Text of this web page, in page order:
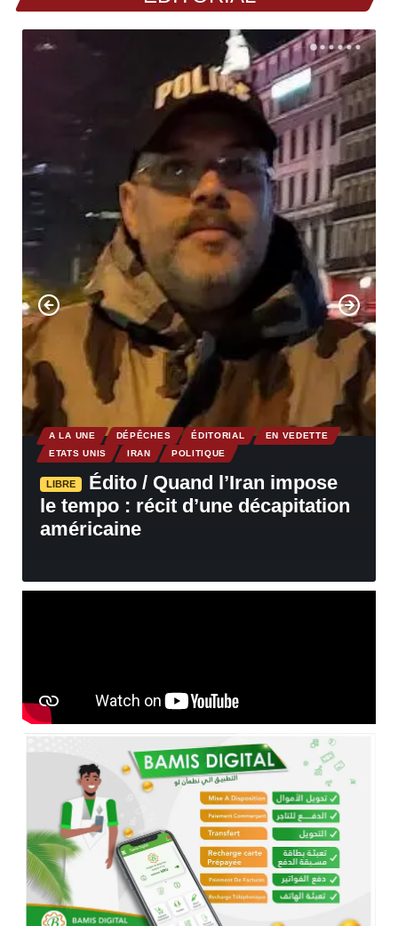
A LA UNE DÉPÊCHES ÉDITORIAL
EN VEDETTE
ETATS UNIS
IRAN POLITIQUE
LIBRE
Édito / Quand l’Iran impose
le tempo : récit d’une décapitation
américaine